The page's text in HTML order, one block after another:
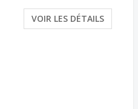
VOIR LES DÉTAILS